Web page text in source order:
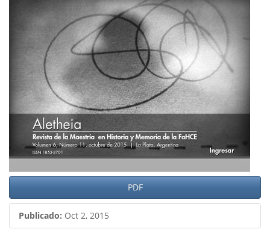
lateral
del
artículo
PDF
Publicado: Oct 2, 2015